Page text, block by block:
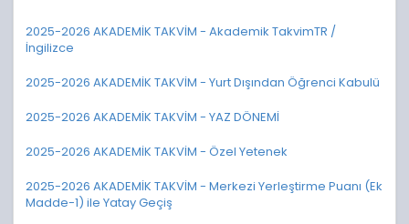
2025-2026 AKADEMİK TAKVİM - Akademik TakvimTR /
İngilizce
2025-2026 AKADEMİK TAKVİM - Yurt Dışından Öğrenci Kabulü
2025-2026 AKADEMİK TAKVİM - YAZ DÖNEMİ
2025-2026 AKADEMİK TAKVİM - Özel Yetenek
2025-2026 AKADEMİK TAKVİM - Merkezi Yerleştirme Puanı (Ek
Madde-1) ile Yatay Geçiş